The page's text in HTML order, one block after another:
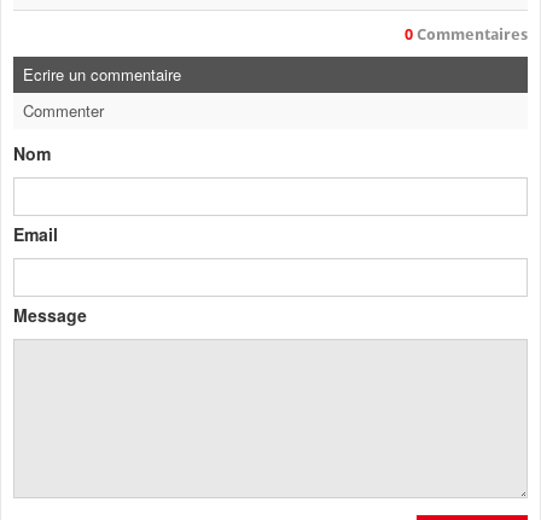
0 Commentaires
Ecrire un commentaire
Commenter
Nom
Email
Message